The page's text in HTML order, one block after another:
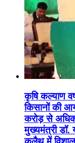
कृषि कल्याण
किसानों की
करोड़ से अधिक
मुख्यमंत्री डॉ.